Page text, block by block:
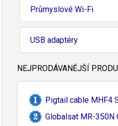
Průmyslové Wi-Fi
USB adaptéry
NEJPRODÁVANĚJŠÍ
Pigtail cable MHF4
Globalsat MR-350N